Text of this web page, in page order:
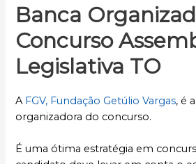
Banca
Concurso
Legislativa TO
A FGV, Fundação Getúlio Vargas, é
organizadora do concurso.
É uma ótima estratégia em